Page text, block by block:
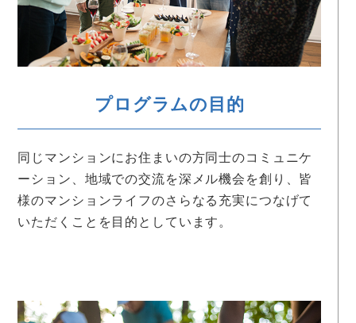
プログラムの目的
同じマンションにお住まいの方同士のコミュニケ
ーション、地域での交流を深メル機会を創り、皆
様のマンションライフのさらなる充実につなげて
いただくことを目的としています。